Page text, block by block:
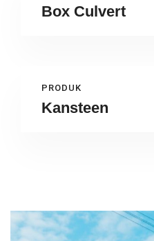
Box Culvert
PRODUK
Kansteen